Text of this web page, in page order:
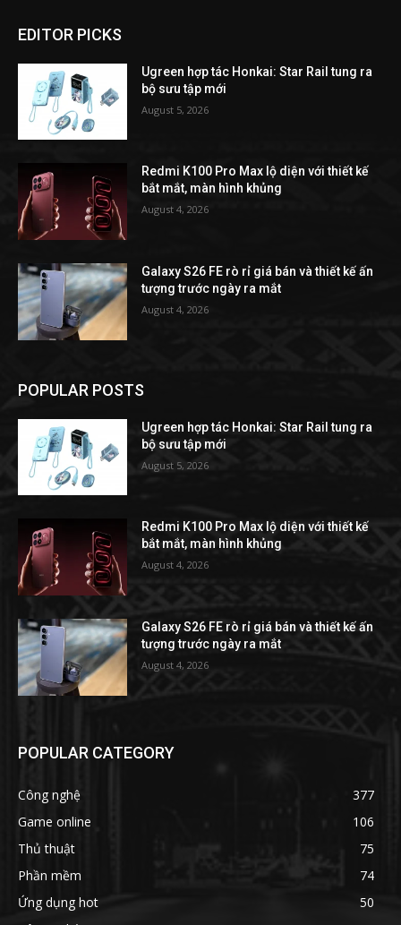
EDITOR PICKS
Ugreen hợp tác Honkai: Star Rail tung ra
bộ sưu tập mới
August 5, 2026
Redmi K100 Pro Max lộ diện với thiết kế
bắt mắt, màn hình khủng
August 4, 2026
Galaxy S26 FE rò rỉ giá bán và thiết kế ấn
tượng trước ngày ra mắt
August 4, 2026
POPULAR POSTS
Ugreen hợp tác Honkai: Star Rail tung ra
bộ sưu tập mới
August 5, 2026
Redmi K100 Pro Max lộ diện với thiết kế
bắt mắt, màn hình khủng
August 4, 2026
Galaxy S26 FE rò rỉ giá bán và thiết kế ấn
tượng trước ngày ra mắt
August 4, 2026
POPULAR CATEGORY
Công nghệ
377
Game online
106
Thủ thuật
75
Phần mềm
74
Ứng dụng hot
50